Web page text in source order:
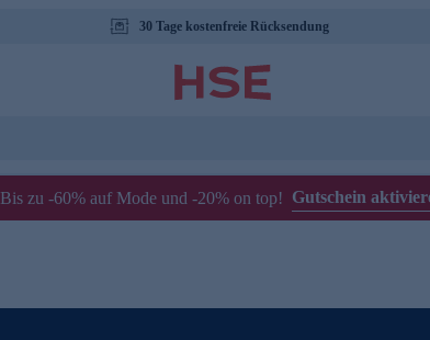
30 Tage kostenfreie Rücksendung
Bis zu -60% auf Mode und -20% on top! Gutschein